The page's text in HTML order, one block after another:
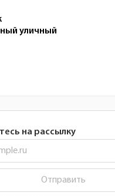
уличный
на рассылку
Отправить